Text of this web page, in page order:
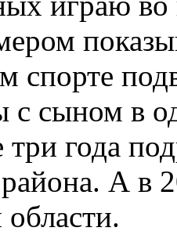
спорте
с сыном в
года
А в